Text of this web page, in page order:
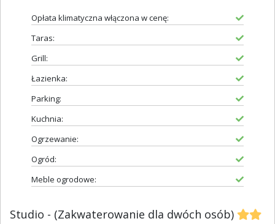
Opłata klimatyczna włączona w cenę:
Taras:
Grill:
Łazienka:
Parking:
Kuchnia:
Ogrzewanie:
Ogród:
Meble ogrodowe:
Studio - (Zakwaterowanie dla dwóch osób)